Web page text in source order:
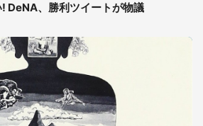
! DeNA、勝利ツイートが物議